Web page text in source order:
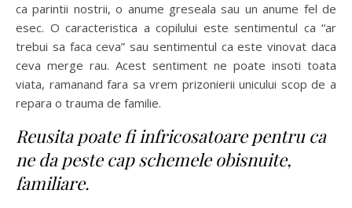
ca parintii nostrii, o anume greseala sau un anume fel de
esec. O caracteristica a copilului este sentimentul ca “ar
trebui sa faca ceva” sau sentimentul ca este vinovat daca
ceva merge rau. Acest sentiment ne poate insoti toata
viata, ramanand fara sa vrem prizonierii unicului scop de a
repara o trauma de familie.
Reusita poate fi infricosatoare pentru ca
ne da peste cap schemele obisnuite,
familiare.